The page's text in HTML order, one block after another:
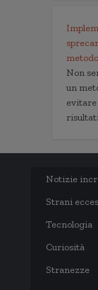
Non
un
Notizie
Strani
Tecnologia
Curiosità
Stranezze